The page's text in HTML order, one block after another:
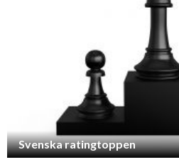
Svenska ratingtoppen